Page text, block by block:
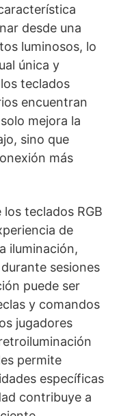
desde una
luminosos, lo
única y
teclados
encuentran
mejora la
sino que
más
teclados RGB
de
iluminación,
sesiones
puede ser
y comandos
jugadores
permite
específicas
contribuye a